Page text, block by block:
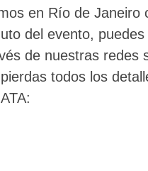
en Río de Janeiro
del evento, puedes
de nuestras redes
todos los